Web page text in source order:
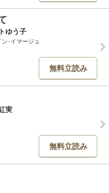
ゆう子
･イマージュ
無料立読み
実
無料立読み